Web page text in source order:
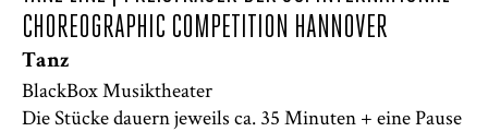
CHOREOGRAPHIC COMPETITION HANNOVER
Tanz
BlackBox Musiktheater
Die Stücke dauern jeweils ca. 35 Minuten + eine Pause